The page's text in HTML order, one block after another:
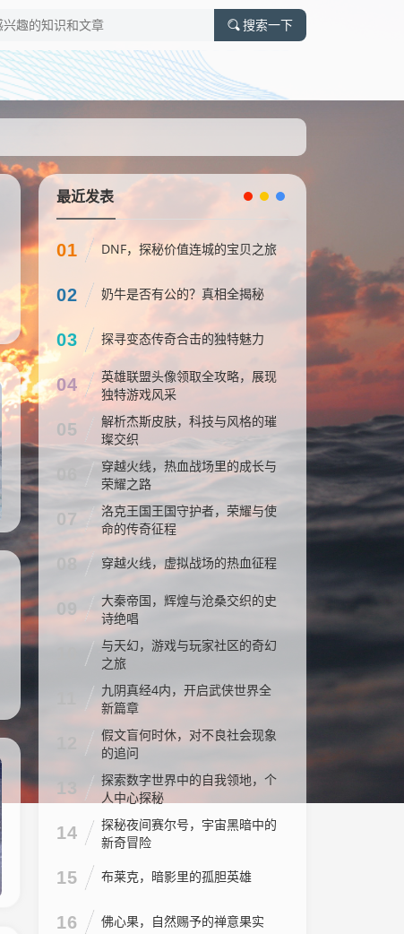
搜索一下
最近发表
01 DNF，探秘价值连城的宝贝之旅
02 奶牛是否有公的？真相全揭秘
03 探寻变态传奇合击的独特魅力
04
英雄联盟头像领取全攻略，展现
独特游戏风采
05
解析杰斯皮肤，科技与风格的璀
璨交织
穿越火线，热血战场里的成长与
荣耀之路
07
洛克王国王国守护者，荣耀与使
命的传奇征程
08 穿越火线，虚拟战场的热血征程
09
大秦帝国，辉煌与沧桑交织的史
诗绝唱
与天幻，游戏与玩家社区的奇幻
之旅
九阴真经4内，开启武侠世界全
新篇章
假文盲何时休，对不良社会现象
的追问
13
探索数字世界中的自我领地，个
人中心探秘
14
探秘夜间赛尔号，宇宙黑暗中的
新奇冒险
15 布莱克，暗影里的孤胆英雄
16 佛心果，自然赐予的禅意果实